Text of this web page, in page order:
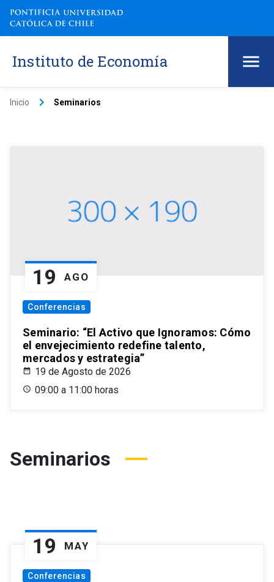
Instituto de Economía
Inicio keyboard_arrow_right Seminarios
19 AGO
Conferencias
Seminario: “El Activo que Ignoramos: Cómo
el envejecimiento redefine talento,
mercados y estrategia”
19 de Agosto de 2026
09:00 a 11:00 horas
Seminarios
19 MAY
Conferencias